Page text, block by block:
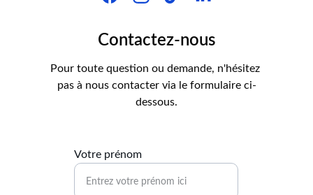
Contactez-nous
Pour toute question ou demande, n'hésitez
pas à nous contacter via le formulaire ci-
dessous.
Votre prénom